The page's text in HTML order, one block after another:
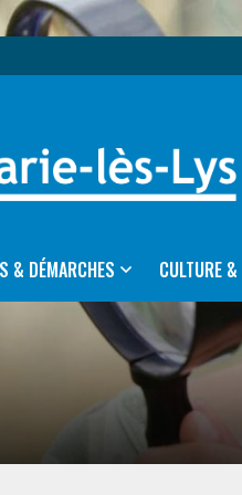
& DÉMARCHES CULTURE